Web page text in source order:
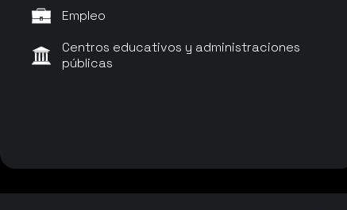
Empleo
Centros educativos y administraciones
públicas